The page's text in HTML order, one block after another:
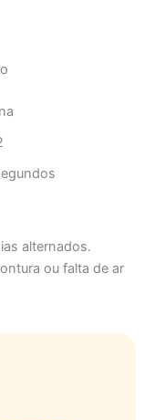
alternados.
ou falta de ar